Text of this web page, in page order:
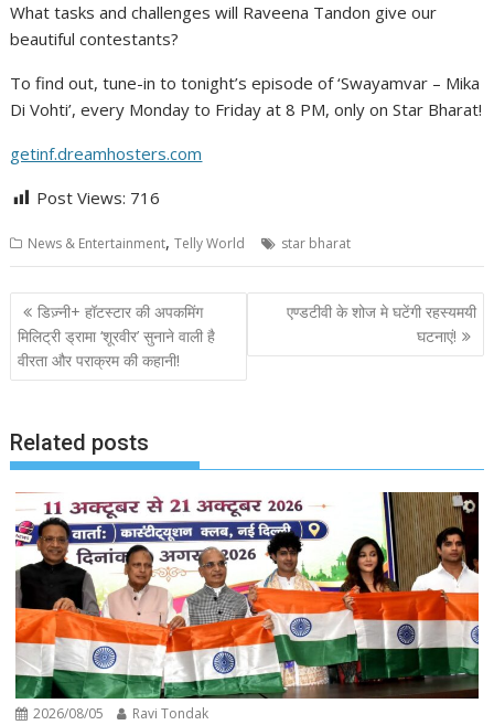
What tasks and challenges will Raveena Tandon give our
beautiful contestants?
To find out, tune-in to tonight’s episode of ‘Swayamvar – Mika
Di Vohti’, every Monday to Friday at 8 PM, only on Star Bharat!
getinf.dreamhosters.com
Post Views: 716
News & Entertainment,Telly World star bharat
Post
navigation
डिज़्नी+ हॉटस्टार की अपकमिंग
मिलिट्री ड्रामा ‘शूरवीर’ सुनाने वाली है
वीरता और पराक्रम की कहानी!
एण्डटीवी के शोज मे घटेंगी रहस्यमयी
घटनाएं!
Related posts
2026/08/05 Ravi Tondak